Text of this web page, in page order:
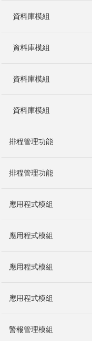
資料庫模組
資料庫模組
資料庫模組
資料庫模組
排程管理功能
排程管理功能
應用程式模組
應用程式模組
應用程式模組
應用程式模組
警報管理模組